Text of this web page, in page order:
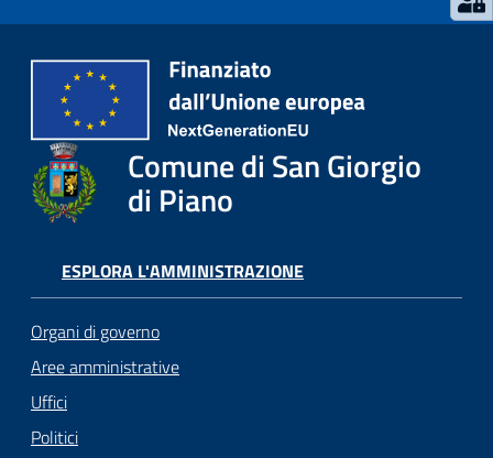
Comune di San Giorgio
di Piano
ESPLORA L'AMMINISTRAZIONE
Organi di governo
Aree amministrative
Uffici
Politici